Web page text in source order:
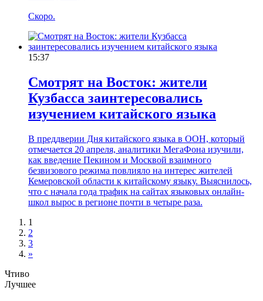
Скоро.
15:37
Смотрят на Восток: жители
Кузбасса заинтересовались
изучением китайского языка
В преддверии Дня китайского языка в ООН, который
отмечается 20 апреля, аналитики МегаФона изучили,
как введение Пекином и Москвой взаимного
безвизового режима повлияло на интерес жителей
Кемеровской области к китайскому языку. Выяснилось,
что с начала года трафик на сайтах языковых онлайн-
школ вырос в регионе почти в четыре раза.
1
2
3
»
Чтиво
Лучшее